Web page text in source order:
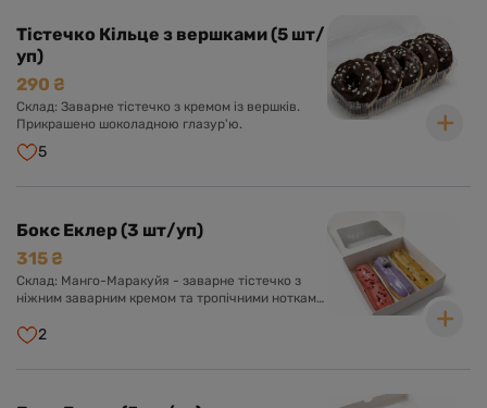
Тістечко Кільце з вершками (5 шт/
уп)
290 ₴
Склад: Заварне тістечко з кремом із вершків.
Прикрашено шоколадною глазур'ю.
5
Бокс Еклер (3 шт/уп)
315 ₴
Склад: Манго-Маракуйя - заварне тістечко з
ніжним заварним кремом та тропічними нотками
глазур'ю з пюре екзотичних фруктів. Лохина -
додаванням лохини. Оформлено солодкою
тістечко з ніжним заварним кремом і ноткою
2